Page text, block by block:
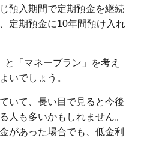
預入期間で定期預金を継続
定期預金に10年間預け入れ
「マネープラン」を考え
いでしょう。
いて、長い目で見ると今後
人も多いかもしれません。
があった場合でも、低金利